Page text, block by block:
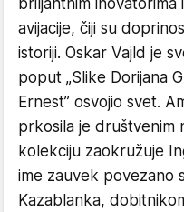
briljantnim inovatorima
avijacije, čiji su
istoriji. Oskar Vajld je
poput „Slike Dorijana
Ernest” osvojio svet.
prkosila je društvenim
kolekciju zaokružuje
ime zauvek povezano
Kazablanka,